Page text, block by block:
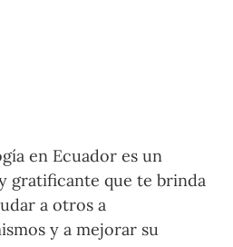
en Ecuador es un
gratificante que te brinda
a otros a
y a mejorar su